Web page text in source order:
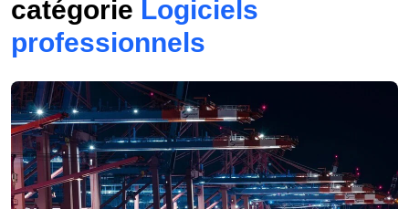
catégorie Logiciels
professionnels